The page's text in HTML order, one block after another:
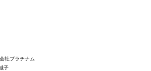
社プラチナム
子